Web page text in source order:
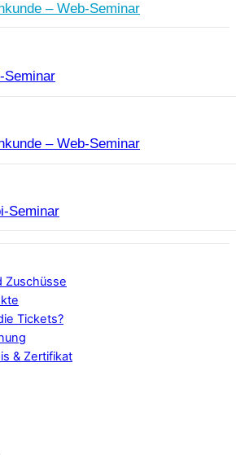
– Web-Seminar
Seminar
– Web-Seminar
Seminar
Zuschüsse
Tickets?
& Zertifikat